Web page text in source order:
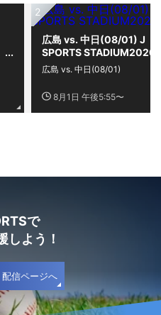
広島 vs. 中日(08/01) J
SPORTS STADIUM2026
8月1日 午後5:55〜
広島 vs. 中日(08/01)
で
しよう！
信ページへ